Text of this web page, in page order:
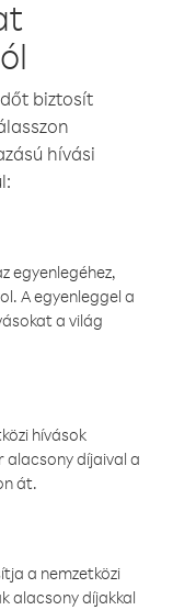
biztosít
hívási
egyenlegéhez,
A egyenleggel a
a világ
hívások
alacsony díjaival a
át.
a nemzetközi
alacsony díjakkal